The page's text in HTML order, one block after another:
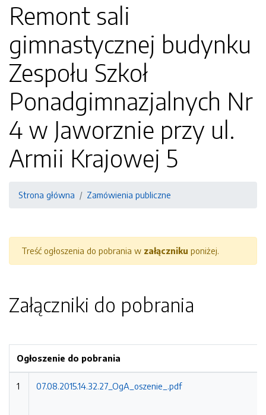
Remont sali
gimnastycznej budynku
Zespołu Szkoł
Ponadgimnazjalnych Nr
4 w Jaworznie przy ul.
Armii Krajowej 5
Strona główna Zamówienia publiczne
Treść ogłoszenia do pobrania w załączniku poniżej.
Załączniki do pobrania
Ogłoszenie do pobrania
1 07.08.2015.14.32.27_OgA_oszenie_.pdf